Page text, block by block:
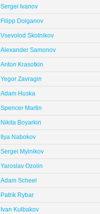
Sergei Ivanov
Filipp Dolganov
Vsevolod Skotnikov
Alexander Samonov
Anton Krasotkin
Yegor Zavragin
Adam Huska
Spencer Martin
Nikita Boyarkin
Ilya Nabokov
Sergei Mylnikov
Yaroslav Ozolin
Adam Scheel
Patrik Rybar
Ivan Kulbakov